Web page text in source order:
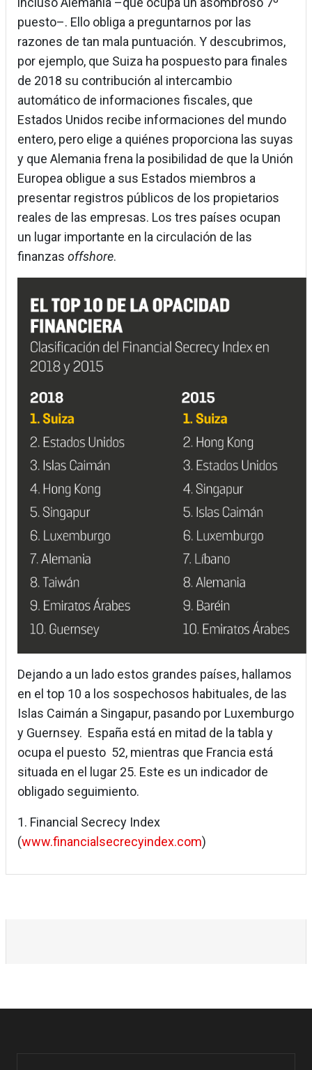
puesto–. Ello obliga a preguntarnos por las
razones de tan mala puntuación. Y descubrimos,
por ejemplo, que Suiza ha pospuesto para finales
de 2018 su contribución al intercambio
automático de informaciones fiscales, que
Estados Unidos recibe informaciones del mundo
entero, pero elige a quiénes proporciona las suyas
y que Alemania frena la posibilidad de que la Unión
Europea obligue a sus Estados miembros a
presentar registros públicos de los propietarios
reales de las empresas. Los tres países ocupan
un lugar importante en la circulación de las
finanzas offshore.
Dejando a un lado estos grandes países, hallamos
en el top 10 a los sospechosos habituales, de las
Islas Caimán a Singapur, pasando por Luxemburgo
y Guernsey. España está en mitad de la tabla y
ocupa el puesto 52, mientras que Francia está
situada en el lugar 25. Este es un indicador de
obligado seguimiento.
1. Financial Secrecy Index
(www.financialsecrecyindex.com)